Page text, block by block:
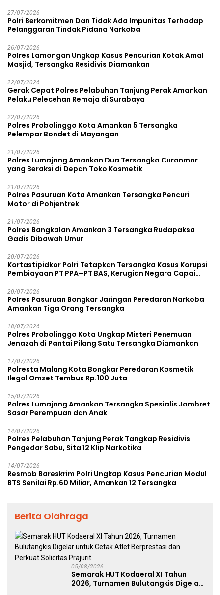
27/07/2026
Polri Berkomitmen Dan Tidak Ada Impunitas Terhadap
Pelanggaran Tindak Pidana Narkoba
26/07/2026
Polres Lamongan Ungkap Kasus Pencurian Kotak Amal
Masjid, Tersangka Residivis Diamankan
22/07/2026
Gerak Cepat Polres Pelabuhan Tanjung Perak Amankan
Pelaku Pelecehan Remaja di Surabaya
22/07/2026
Polres Probolinggo Kota Amankan 5 Tersangka
Pelempar Bondet di Mayangan
21/07/2026
Polres Lumajang Amankan Dua Tersangka Curanmor
yang Beraksi di Depan Toko Kosmetik
21/07/2026
Polres Pasuruan Kota Amankan Tersangka Pencuri
Motor di Pohjentrek
21/07/2026
Polres Bangkalan Amankan 3 Tersangka Rudapaksa
Gadis Dibawah Umur
20/07/2026
Kortastipidkor Polri Tetapkan Tersangka Kasus Korupsi
Pembiayaan PT PPA–PT BAS, Kerugian Negara Capai
20/07/2026
Polres Pasuruan Bongkar Jaringan Peredaran Narkoba
Amankan Tiga Orang Tersangka
18/07/2026
Polres Probolinggo Kota Ungkap Misteri Penemuan
Jenazah di Pantai Pilang Satu Tersangka Diamankan
17/07/2026
Polresta Malang Kota Bongkar Peredaran Kosmetik
Ilegal Omzet Tembus Rp.100 Juta
15/07/2026
Polres Lumajang Amankan Tersangka Spesialis Jambret
Sasar Perempuan dan Anak
14/07/2026
Polres Pelabuhan Tanjung Perak Tangkap Residivis
Pengedar Sabu, Sita 12 Klip Narkotika
14/07/2026
Resmob Bareskrim Polri Ungkap Kasus Pencurian Modul
BTS Senilai Rp.60 Miliar, Amankan 12 Tersangka
Berita Olahraga
05/08/2026
Semarak HUT Kodaeral XI Tahun
2026, Turnamen Bulutangkis Digelar